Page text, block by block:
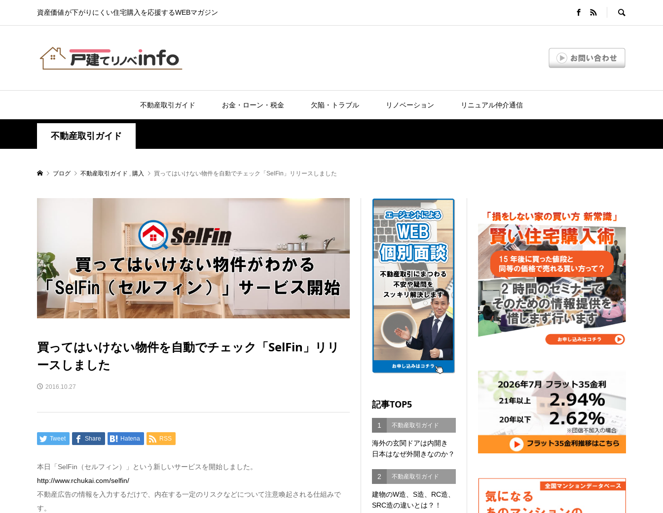
資産価値が下がりにくい住宅購入を応援するWEBマガジン
不動産取引ガイド お金・ローン・税金 欠陥・トラブル リノベーション リニュアル仲介通信
不動産取引ガイド
ブログ 不動産取引ガイド , 購入 買ってはいけない物件を自動でチェック「SelFin」リリースしました
買ってはいけない物件を自動でチェック「SelFin」リリ
ースしました
2016.10.27
Tweet Share Hatena RSS
本日「SelFin（セルフィン）」という新しいサービスを開始しました。
http://www.rchukai.com/selfin/
不動産広告の情報を入力するだけで、内在する一定のリスクなどについて注意喚起される仕組みで
す。
記事TOP5
1 不動産取引ガイド
海外の玄関ドアは内開き
日本はなぜ外開きなのか？
2 不動産取引ガイド
建物のW造、S造、RC造、
SRC造の違いとは？！